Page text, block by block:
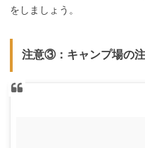
をしましょう。
注意③：キャンプ場の